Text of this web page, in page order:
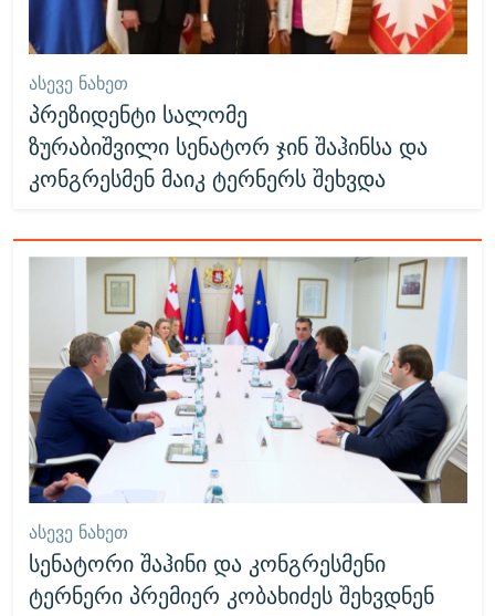
ᲐᲡᲔᲕᲔ ᲜᲐᲮᲔᲗ
პრეზიდენტი სალომე
ზურაბიშვილი სენატორ ჯინ შაჰინსა და
კონგრესმენ მაიკ ტერნერს შეხვდა
ᲐᲡᲔᲕᲔ ᲜᲐᲮᲔᲗ
სენატორი შაჰინი და კონგრესმენი
ტერნერი პრემიერ კობახიძეს შეხვდნენ